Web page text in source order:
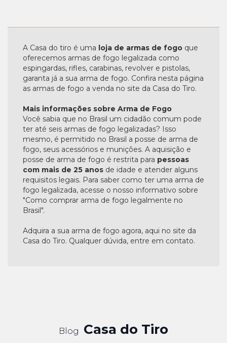
A Casa do tiro é uma loja de armas de fogo que
oferecemos armas de fogo legalizada como
espingardas, rifles, carabinas, revolver e pistolas,
garanta já a sua arma de fogo. Confira nesta página
as armas de fogo a venda no site da Casa do Tiro.
Mais informações sobre Arma de Fogo
Você sabia que no Brasil um cidadão comum pode
ter até seis armas de fogo legalizadas? Isso
mesmo, é permitido no Brasil a posse de arma de
fogo, seus acessórios e munições. A aquisição e
posse de arma de fogo é restrita para pessoas
com mais de 25 anos de idade e atender alguns
requisitos legais. Para saber como ter uma arma de
fogo legalizada, acesse o nosso informativo sobre
"Como comprar arma de fogo legalmente no
Brasil".
Adquira a sua arma de fogo agora, aqui no site da
Casa do Tiro. Qualquer dúvida, entre em contato.
Blog Casa do Tiro